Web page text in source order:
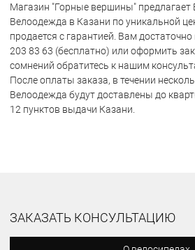
Магазин "Горные вершины" предлагает
Велоодежда в Казани по уникальной
продается с гарантией. Вам
203 83 63 (бесплатно) или оформить
сомнений обратитесь к нашим
После оплаты заказа, в течении
Велоодежда будут доставлены до
12 пунктов выдачи Казани.
ЗАКАЗАТЬ КОНСУЛЬТАЦИЮ